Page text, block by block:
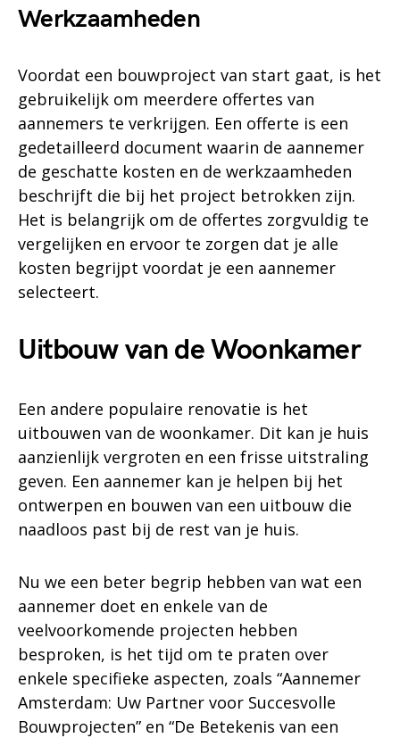
Werkzaamheden
Voordat een bouwproject van start gaat, is het
gebruikelijk om meerdere offertes van
aannemers te verkrijgen. Een offerte is een
gedetailleerd document waarin de aannemer
de geschatte kosten en de werkzaamheden
beschrijft die bij het project betrokken zijn.
Het is belangrijk om de offertes zorgvuldig te
vergelijken en ervoor te zorgen dat je alle
kosten begrijpt voordat je een aannemer
selecteert.
Uitbouw van de Woonkamer
Een andere populaire renovatie is het
uitbouwen van de woonkamer. Dit kan je huis
aanzienlijk vergroten en een frisse uitstraling
geven. Een aannemer kan je helpen bij het
ontwerpen en bouwen van een uitbouw die
naadloos past bij de rest van je huis.
Nu we een beter begrip hebben van wat een
aannemer doet en enkele van de
veelvoorkomende projecten hebben
besproken, is het tijd om te praten over
enkele specifieke aspecten, zoals “Aannemer
Amsterdam: Uw Partner voor Succesvolle
Bouwprojecten” en “De Betekenis van een